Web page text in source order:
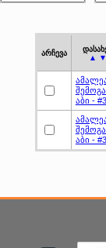
არჩევა
▲ ▼
აბი -
აბი -